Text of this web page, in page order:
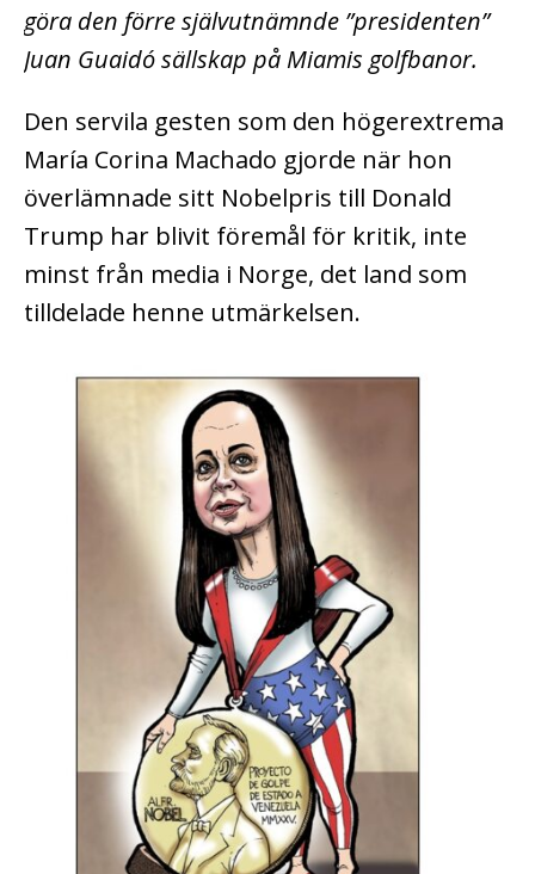
göra den förre självutnämnde ”presidenten”
Juan Guaidó sällskap på Miamis golfbanor.
Den servila gesten som den högerextrema
María Corina Machado gjorde när hon
överlämnade sitt Nobelpris till Donald
Trump har blivit föremål för kritik, inte
minst från media i Norge, det land som
tilldelade henne utmärkelsen.